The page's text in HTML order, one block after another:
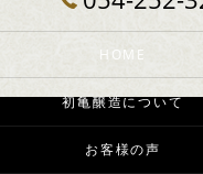
HOME
初亀醸造について
お客様の声